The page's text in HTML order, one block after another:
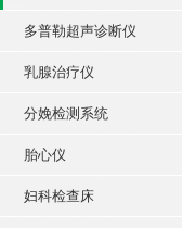
多普勒超声诊断仪
乳腺治疗仪
分娩检测系统
胎心仪
妇科检查床